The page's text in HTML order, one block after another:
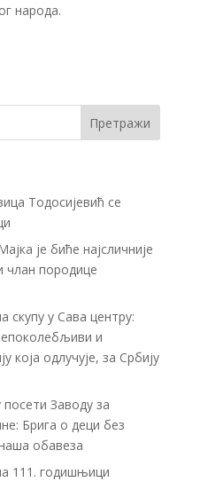
народа.
Тодосијевић се
је биће најсличније
члан породице
скупу у Сава центру:
и
која одлучује, за Србију
Заводу за
Брига о деци без
обавеза
111. годишњици